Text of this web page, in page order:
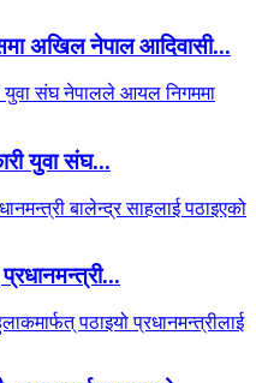
अखिल नेपाल आदिवासी...
युवा संघ...